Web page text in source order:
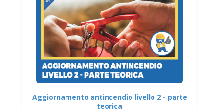
Aggiornamento antincendio livello 2 - parte
teorica